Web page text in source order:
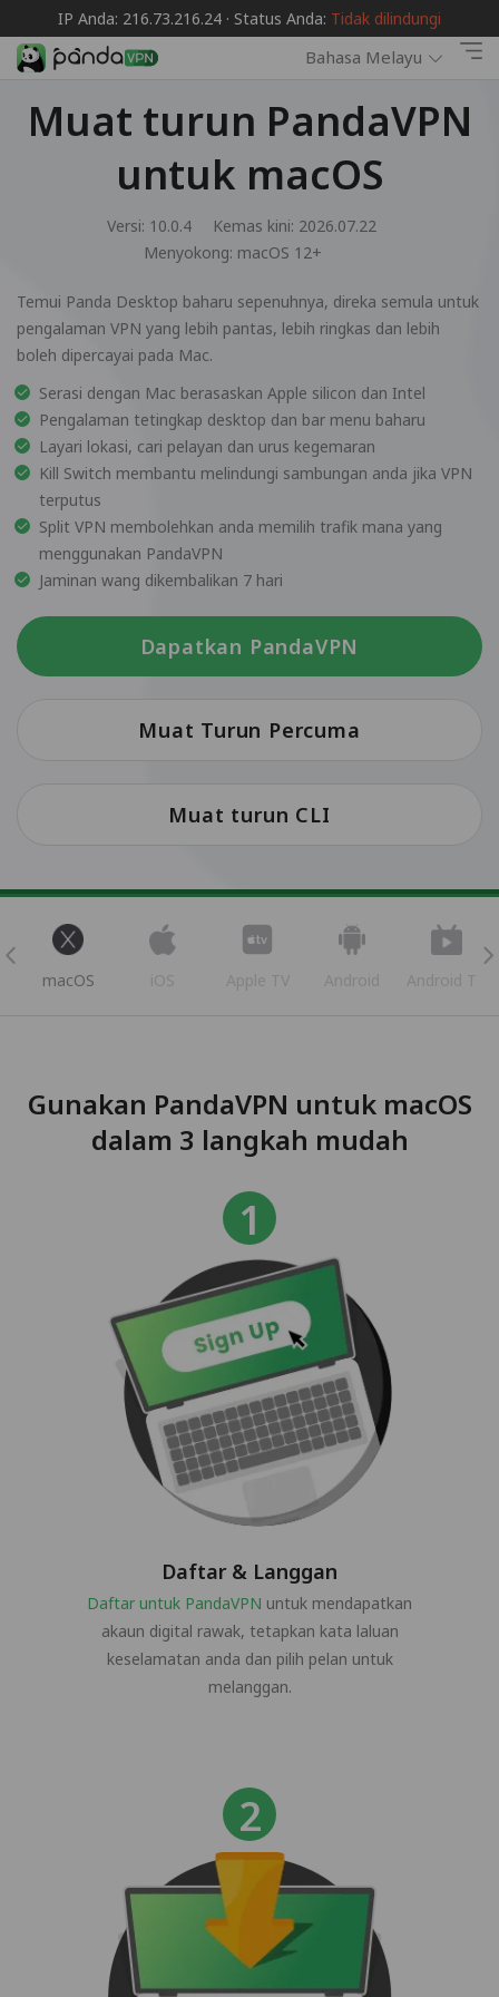
IP Anda: 216.73.216.24 · Status Anda: Tidak dilindungi
Bahasa Melayu
Muat turun PandaVPN
untuk macOS
Versi: 10.0.4
Kemas kini: 2026.07.22
Menyokong: macOS 12+
Temui Panda Desktop baharu sepenuhnya, direka semula untuk
pengalaman VPN yang lebih pantas, lebih ringkas dan lebih
boleh dipercayai pada Mac.
Serasi dengan Mac berasaskan Apple silicon dan Intel
Pengalaman tetingkap desktop dan bar menu baharu
Layari lokasi, cari pelayan dan urus kegemaran
Kill Switch membantu melindungi sambungan anda jika VPN
terputus
Split VPN membolehkan anda memilih trafik mana yang
menggunakan PandaVPN
Jaminan wang dikembalikan 7 hari
Dapatkan PandaVPN
Muat Turun Percuma
Muat turun CLI
macOS iOS Apple TV Android Android TV
Gunakan PandaVPN untuk macOS
dalam 3 langkah mudah
Daftar & Langgan
Daftar untuk PandaVPN untuk mendapatkan
akaun digital rawak, tetapkan kata laluan
keselamatan anda dan pilih pelan untuk
melanggan.